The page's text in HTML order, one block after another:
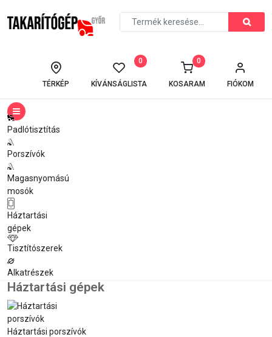
FIÓKOM
KOSARAM
0
KÍVÁNSÁGLISTA
0
TÉRKÉP
Padlótisztítás
Porszívók
Magasnyomású
mosók
Háztartási
gépek
Tisztítószerek
Alkatrészek
Háztartási gépek
Háztartási porszívók